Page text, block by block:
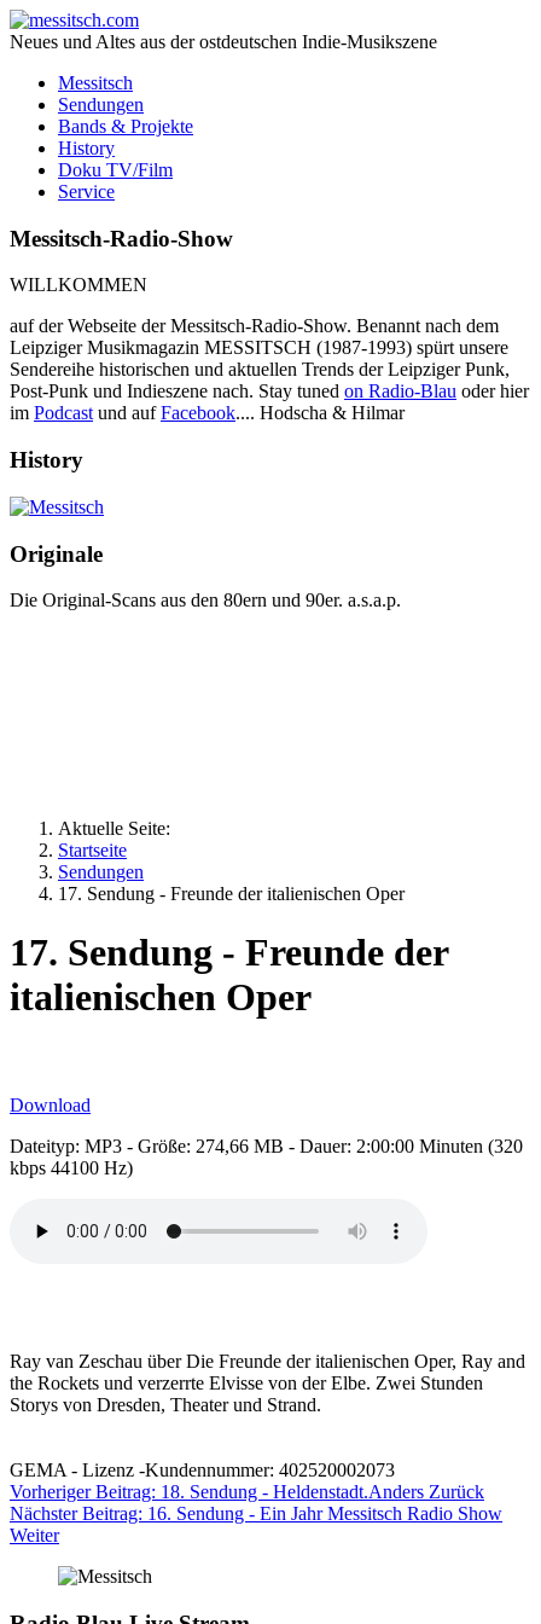
Neues und Altes aus der ostdeutschen Indie-Musikszene
Messitsch
Sendungen
Bands & Projekte
History
Doku TV/Film
Service
Messitsch-Radio-Show
WILLKOMMEN
auf der Webseite der Messitsch-Radio-Show. Benannt nach dem
Leipziger Musikmagazin MESSITSCH (1987-1993) spürt unsere
Sendereihe historischen und aktuellen Trends der Leipziger Punk,
Post-Punk und Indieszene nach. Stay tuned on Radio-Blau oder hier
im Podcastund aufFacebook.... Hodscha & Hilmar
History
Originale
Die Original-Scans aus den 80ern und 90er. a.s.a.p.
Aktuelle Seite:
Startseite
Sendungen
17. Sendung - Freunde der italienischen Oper
17. Sendung - Freunde der
italienischen Oper
Download
Dateityp: MP3 - Größe: 274,66 MB - Dauer: 2:00:00 Minuten (320
kbps 44100 Hz)
Ray van Zeschau über Die Freunde der italienischen Oper, Ray and
the Rockets und verzerrte Elvisse von der Elbe. Zwei Stunden
Storys von Dresden, Theater und Strand.
GEMA - Lizenz -Kundennummer: 402520002073
Vorheriger Beitrag: 18. Sendung - Heldenstadt.Anders Zurück
Nächster Beitrag: 16. Sendung - Ein Jahr Messitsch Radio Show
Weiter